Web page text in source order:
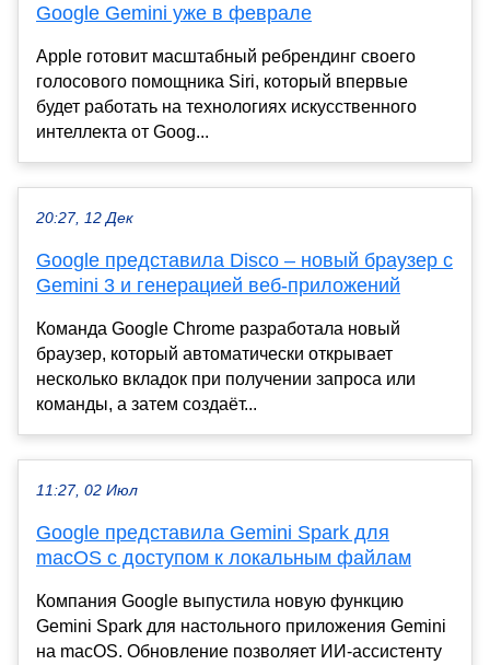
Google Gemini уже в феврале
Apple готовит масштабный ребрендинг своего
голосового помощника Siri, который впервые
будет работать на технологиях искусственного
интеллекта от Goog...
20:27, 12 Дек
Google представила Disco – новый браузер с
Gemini 3 и генерацией веб-приложений
Команда Google Chrome разработала новый
браузер, который автоматически открывает
несколько вкладок при получении запроса или
команды, а затем создаёт...
11:27, 02 Июл
Google представила Gemini Spark для
macOS с доступом к локальным файлам
Компания Google выпустила новую функцию
Gemini Spark для настольного приложения Gemini
на macOS. Обновление позволяет ИИ-ассистенту